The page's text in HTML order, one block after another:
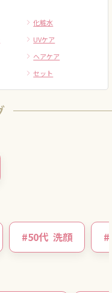
化粧水
UVケア
ヘアケア
セット
#50代 洗顔 #